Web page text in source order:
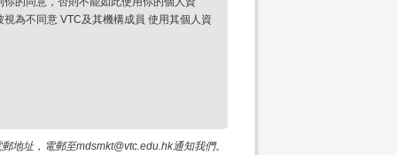
為不同意 VTC及其機構成員 使用其個人資
地址，電郵至mdsmkt@vtc.edu.hk通知我們。